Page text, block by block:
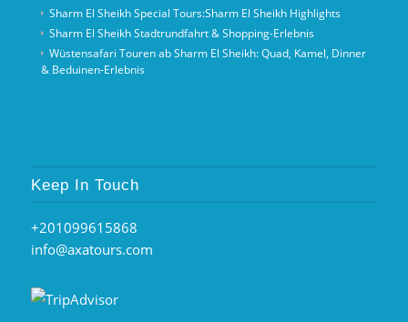
Sharm El Sheikh Special Tours:Sharm El Sheikh Highlights
Sharm El Sheikh Stadtrundfahrt & Shopping-Erlebnis
Wüstensafari Touren ab Sharm El Sheikh: Quad, Kamel, Dinner
& Beduinen‑Erlebnis
Keep In Touch
+201099615868
info@axatours.com